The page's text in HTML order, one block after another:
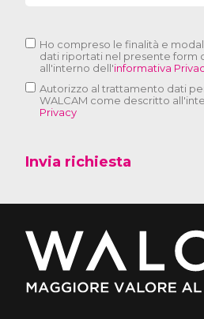
Ho compreso le finalità e
dati riportati nel presente form
all'interno dell'informativa
Autorizzo al trattamento dati
WALCAM come descritto
Privacy
Invia richiesta